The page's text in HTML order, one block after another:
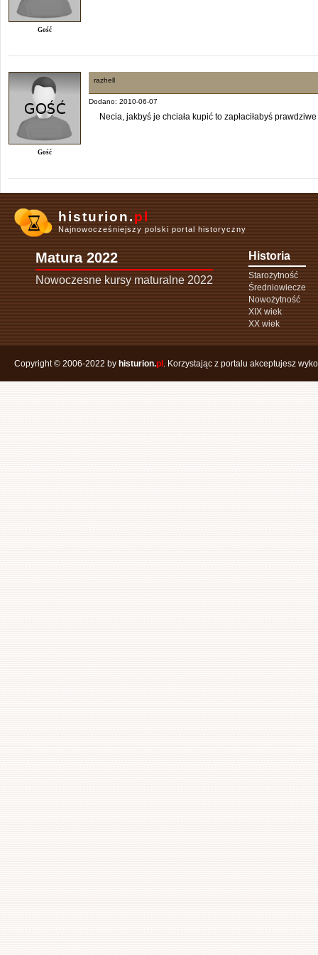
Gość
Gość
razhell
Dodano: 2010-06-07
Necia, jakbyś je chciała kupić to zapłaciłabyś
histurion.pl
Najnowocześniejszy polski portal historyczny
Matura 2022
Nowoczesne kursy maturalne 2022
Historia
Starożytność
Średniowiecze
Nowożytność
XIX wiek
XX wiek
Copyright © 2006-2022 by histurion.pl . Korzystając z portalu akceptujesz